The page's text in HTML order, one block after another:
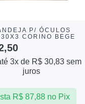
P/ ÓCULOS
CORINO BEGE
3x de R$ 30,83 sem
juros
R$87,88 no Pix